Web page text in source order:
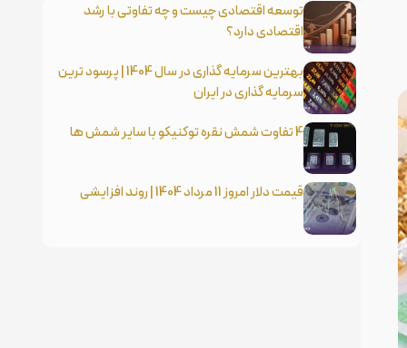
توسعه اقتصادی چیست و چه تفاوتی با رشد
اقتصادی دارد؟
بهترین سرمایه گذاری در سال 1404 | پرسود ترین
سرمایه گذاری در ایران
4 تفاوت شمش نقره توکنیکو با سایر شمش ها
قیمت دلار امروز 11 مرداد 1404 | روند افزایشی